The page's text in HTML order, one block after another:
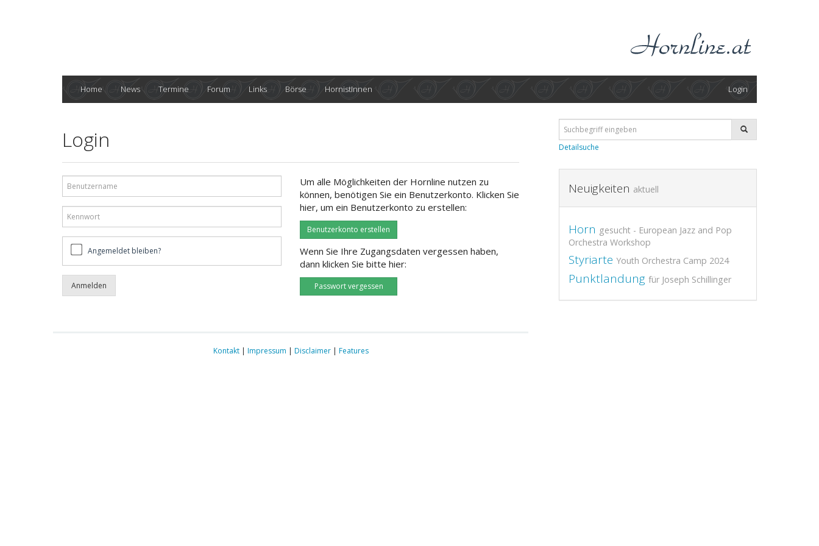
Home News Termine Forum Links Börse HornistInnen Login
Login
bleiben?Angemeldet bleiben?
Um alle Möglichkeiten der Hornline nutzen zu
können, benötigen Sie ein Benutzerkonto. Klicken Sie
hier, um ein Benutzerkonto zu erstellen:
Benutzerkonto erstellen
Wenn Sie Ihre Zugangsdaten vergessen haben,
dann klicken Sie bitte hier:
Passwort vergessen
Detailsuche
Neuigkeiten aktuell
Horn gesucht - European Jazz and Pop
Orchestra Workshop
Styriarte Youth Orchestra Camp 2024
Punktlandung für Joseph Schillinger
Kontakt| Impressum | Disclaimer| Features